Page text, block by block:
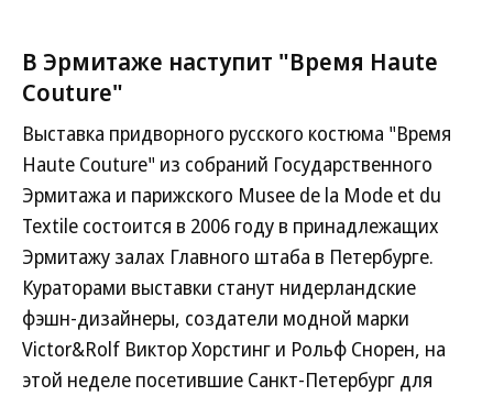
В Эрмитаже наступит "Время Haute
Couture"
Выставка придворного русского костюма "Время
Haute Couture" из собраний Государственного
Эрмитажа и парижского Musee de la Mode et du
Textile состоится в 2006 году в принадлежащих
Эрмитажу залах Главного штаба в Петербурге.
Кураторами выставки станут нидерландские
фэшн-дизайнеры, создатели модной марки
Victor&Rolf Виктор Хорстинг и Рольф Снорен, на
этой неделе посетившие Санкт-Петербург для